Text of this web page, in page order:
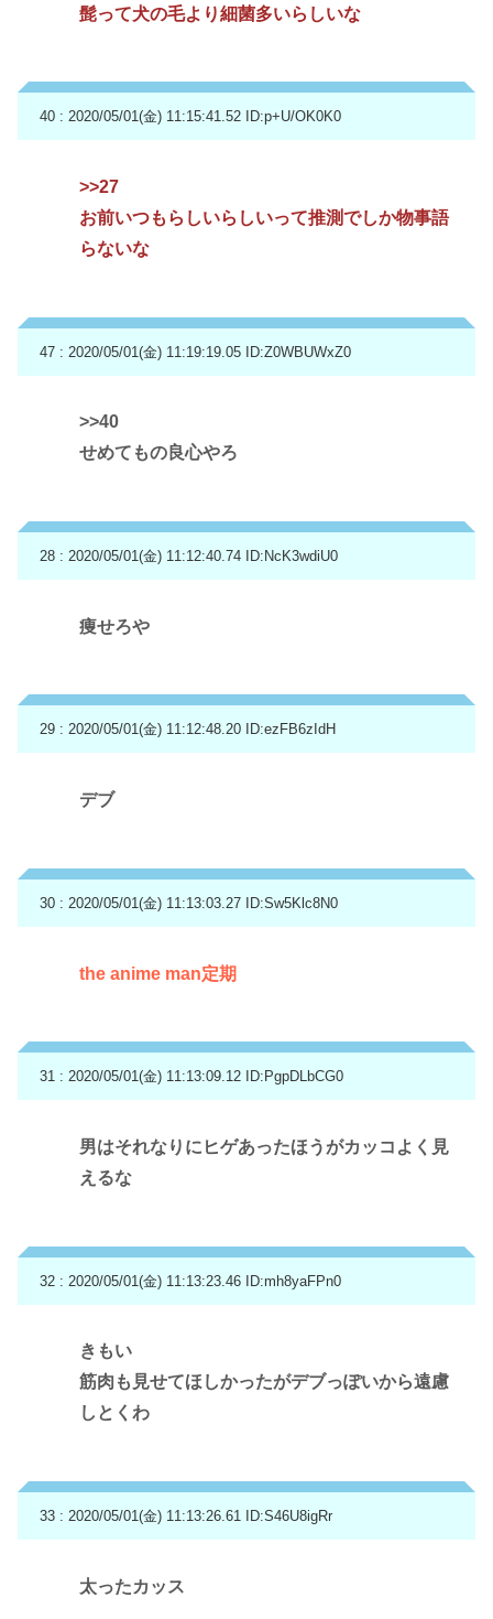
髭って犬の毛より細菌多いらしいな
40 : 2020/05/01(金) 11:15:41.52 ID:p+U/OK0K0
>>27
お前いつもらしいらしいって推測でしか物事語
らないな
47 : 2020/05/01(金) 11:19:19.05 ID:Z0WBUWxZ0
>>40
せめてもの良心やろ
28 : 2020/05/01(金) 11:12:40.74 ID:NcK3wdiU0
痩せろや
29 : 2020/05/01(金) 11:12:48.20 ID:ezFB6zIdH
デブ
30 : 2020/05/01(金) 11:13:03.27 ID:Sw5Klc8N0
the anime man定期
31 : 2020/05/01(金) 11:13:09.12 ID:PgpDLbCG0
男はそれなりにヒゲあったほうがカッコよく見
えるな
32 : 2020/05/01(金) 11:13:23.46 ID:mh8yaFPn0
きもい
筋肉も見せてほしかったがデブっぽいから遠慮
しとくわ
33 : 2020/05/01(金) 11:13:26.61 ID:S46U8igRr
太ったカッス